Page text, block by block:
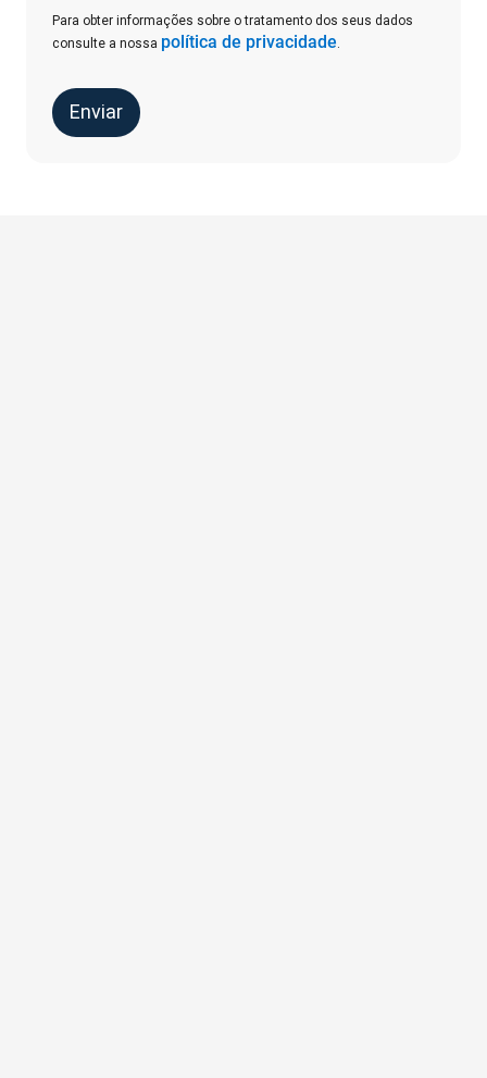
Para obter informações sobre o tratamento dos seus dados
consulte a nossa política de privacidade.
Enviar